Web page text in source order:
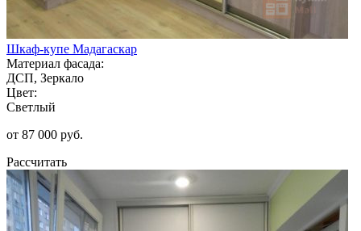
Шкаф-купе Мадагаскар
Материал фасада:
ДСП, Зеркало
Цвет:
Светлый
от 87 000 руб.
Рассчитать